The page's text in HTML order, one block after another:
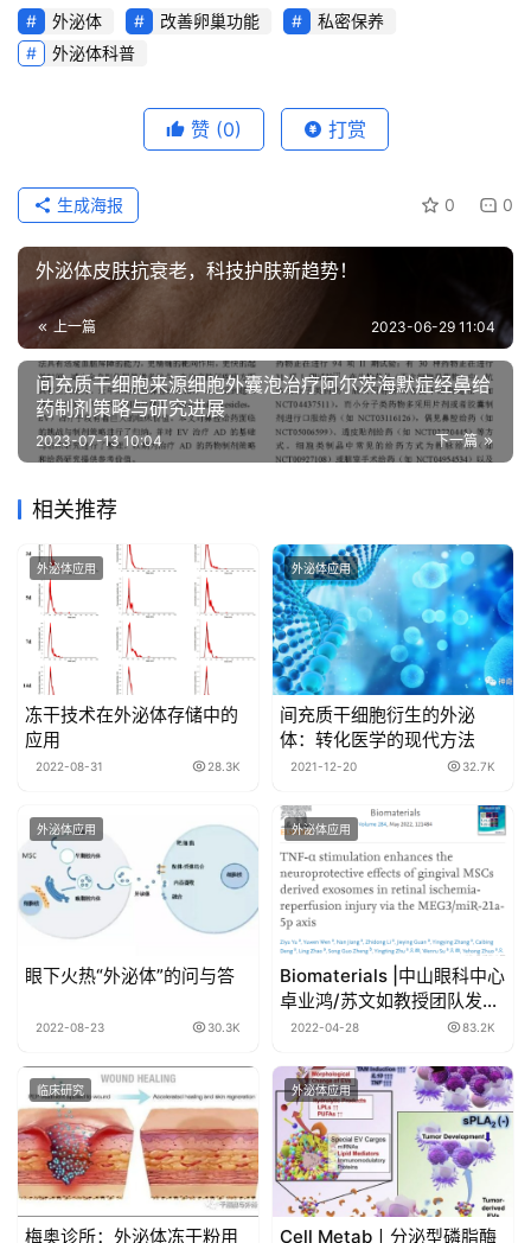
外泌体 改善卵巢功能
私密保养
外泌体科普
赞 (0) 打赏
0 0
生成海报
外泌体皮肤抗衰老，科技护肤新趋势！
上一篇 2023-06-29 11:04
间充质干细胞来源细胞外囊泡治疗阿尔茨海默症经鼻给
药制剂策略与研究进展
下一篇
2023-07-13 10:04
相关推荐
外泌体应用
冻干技术在外泌体存储中的
应用
2022-08-31 28.3K
外泌体应用
间充质干细胞衍生的外泌
体：转化医学的现代方法
2021-12-20 32.7K
外泌体应用
眼下火热“外泌体”的问与答
2022-08-23 30.3K
外泌体应用
Biomaterials |中山眼科中心
卓业鸿/苏文如教授团队发现
富含miR-21a-5p外泌体保护
2022-04-28 83.2K
临床研究
梅奥诊所：外泌体冻干粉用
外泌体应用
Cell Metab丨分泌型磷脂酶